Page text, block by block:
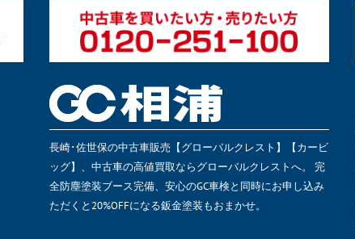
長崎･佐世保の中古車販売【グローバルクレスト】【カービ
ッグ】、中古車の高値買取ならグローバルクレストへ。 完
全防塵塗装ブース完備、安心のGC車検と同時にお申し込み
ただくと20%OFFになる鈑金塗装もおまかせ。